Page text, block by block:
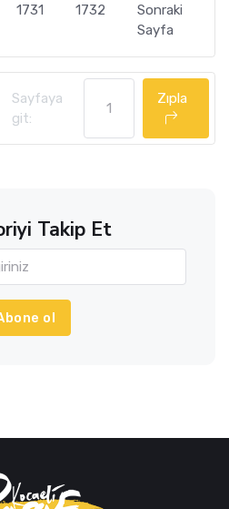
1731 1732
Sonraki
Sayfa
Sayfaya
git:
Zıpla
Takip Et
ol